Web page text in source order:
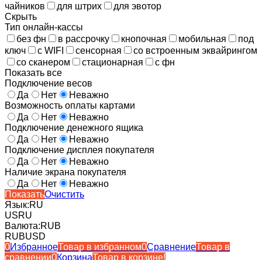
чайников
для штрих
для эвотор
Скрыть
Тип онлайн-кассы
без фн
в рассрочку кнопочная мобильная
под
ключ
с WIFI сенсорная
со встроенным эквайрингом
со сканером
стационарная
с фн
Показать все
Подключение весов
Да
Нет
Неважно
Возможность оплаты картами
Да
Нет
Неважно
Подключение денежного ящика
Да
Нет
Неважно
Подключение дисплея покупателя
Да
Нет
Неважно
Наличие экрана покупателя
Да
Нет
Неважно
ПоказатьОчистить
Язык:RU
USRU
Валюта:RUB
RUBUSD
0ИзбранноеТовар в избранном0СравнениеТовар в
сравнении0КорзинаТовар в корзине!